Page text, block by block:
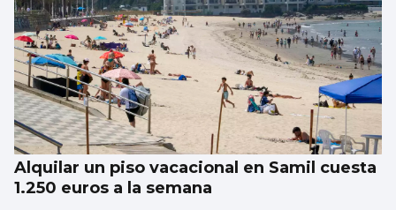
Alquilar un piso vacacional en Samil cuesta
1.250 euros a la semana